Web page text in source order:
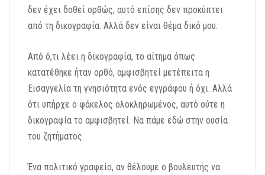
δεν έχει δοθεί ορθώς, αυτό επίσης δεν προκύπτει
από τη δικογραφία. Αλλά δεν είναι θέμα δικό μου.
Από ό,τι λέει η δικογραφία, το αίτημα όπως
κατατέθηκε ήταν ορθό, αμφισβητεί μετέπειτα η
Εισαγγελία τη γνησιότητα ενός εγγράφου ή όχι. Αλλά
ότι υπήρχε ο φάκελος ολοκληρωμένος, αυτό ούτε η
δικογραφία το αμφισβητεί. Να πάμε εδώ στην ουσία
του ζητήματος.
Ένα πολιτικό γραφείο, αν θέλουμε ο βουλευτής να